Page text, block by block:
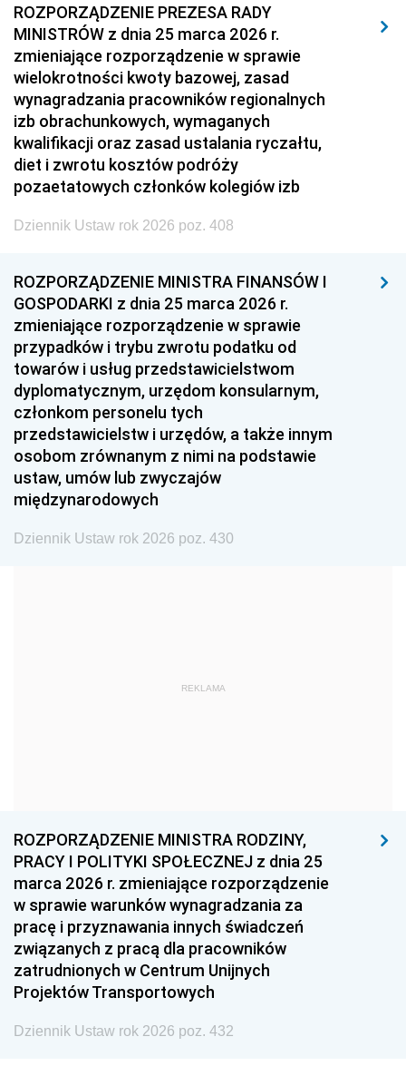
2011 2010
2008 2007
2005 2004 2003
2002 2001 2000
1999 1998 1997
1996 1995
1989
1985
1984 1983 1982
1981 1980 1979
1978 1977 1976
1975 1974 1973
1972 1971 1970
1969 1968 1967
1966
1963 1962
1947
1929 1928 1927
1926 1925 1924
1923 1922 1921
1920 1919 1918
ROZPORZĄDZENIE PREZESA RADY
MINISTRÓW z dnia 25 marca 2026 r.
zmieniające rozporządzenie w sprawie
wielokrotności kwoty bazowej, zasad
wynagradzania pracowników regionalnych
izb obrachunkowych, wymaganych
kwalifikacji oraz zasad ustalania ryczałtu,
diet i zwrotu kosztów podróży
pozaetatowych członków kolegiów izb
Dziennik Ustaw rok 2026 poz. 408
ROZPORZĄDZENIE MINISTRA FINANSÓW I
GOSPODARKI z dnia 25 marca 2026 r.
zmieniające rozporządzenie w sprawie
przypadków i trybu zwrotu podatku od
towarów i usług przedstawicielstwom
dyplomatycznym, urzędom konsularnym,
członkom personelu tych
przedstawicielstw i urzędów, a także innym
osobom zrównanym z nimi na podstawie
ustaw, umów lub zwyczajów
międzynarodowych
Dziennik Ustaw rok 2026 poz. 430
REKLAMA
ROZPORZĄDZENIE MINISTRA RODZINY,
PRACY I POLITYKI SPOŁECZNEJ z dnia 25
marca 2026 r. zmieniające rozporządzenie
w sprawie warunków wynagradzania za
pracę i przyznawania innych świadczeń
związanych z pracą dla pracowników
zatrudnionych w Centrum Unijnych
Projektów Transportowych
Dziennik Ustaw rok 2026 poz. 432